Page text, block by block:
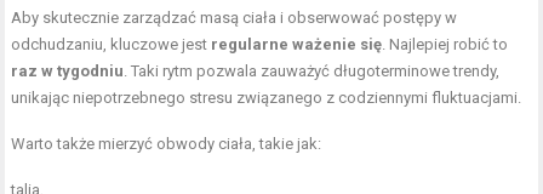
Aby skutecznie zarządzać masą ciała i obserwować postępy w
odchudzaniu, kluczowe jest regularne ważenie się. Najlepiej robić to
raz w tygodniu. Taki rytm pozwala zauważyć długoterminowe trendy,
unikając niepotrzebnego stresu związanego z codziennymi fluktuacjami.
Warto także mierzyć obwody ciała, takie jak:
talia,